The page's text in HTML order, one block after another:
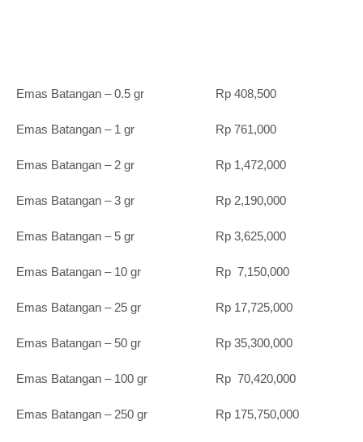
Emas Batangan – 0.5 gr Rp 408,500
Emas Batangan – 1 gr Rp 761,000
Emas Batangan – 2 gr Rp 1,472,000
Emas Batangan – 3 gr Rp 2,190,000
Emas Batangan – 5 gr Rp 3,625,000
Emas Batangan – 10 gr Rp 7,150,000
Emas Batangan – 25 gr Rp 17,725,000
Emas Batangan – 50 gr Rp 35,300,000
Emas Batangan – 100 gr Rp 70,420,000
Emas Batangan – 250 gr Rp 175,750,000